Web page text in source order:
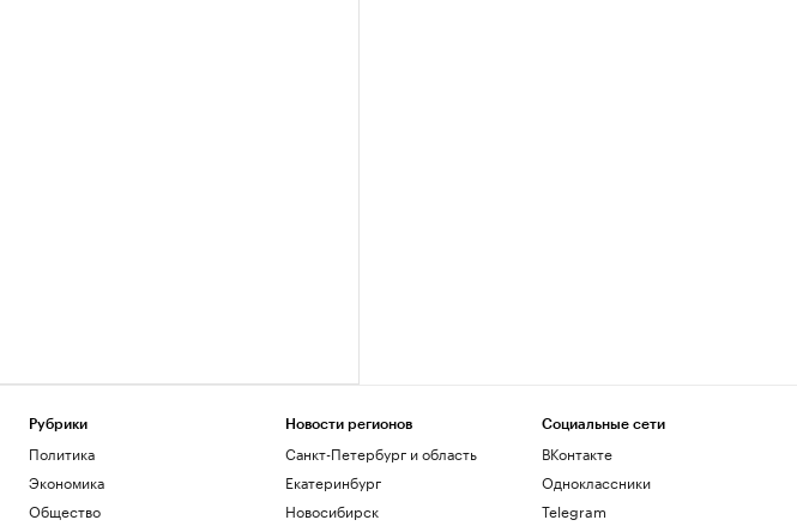
Рубрики
Политика
Экономика
Общество
Новости регионов
Санкт-Петербург и область
Екатеринбург
Новосибирск
Социальные сети
ВКонтакте
Одноклассники
Telegram